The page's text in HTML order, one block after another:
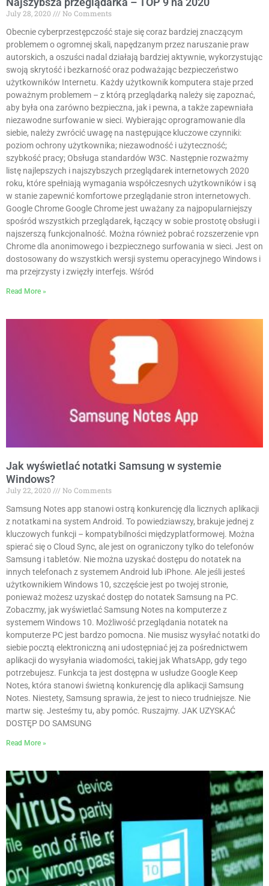
July 28, 2020
No Comments
Obecnie cyberprzestępczość staje się coraz bardziej znaczącym
problemem o ogromnej skali, napędzanym przez naruszanie praw
autorskich, a oszuści nadal działają bardziej aktywnie, wykorzystując
swoją skrytość i bezkarność oraz podważając bezpieczeństwo
użytkowników Internetu. Każdy użytkownik komputera staje przed
poważnym problemem – z którą przeglądarką należy się zapoznać,
aby była ona zarówno bezpieczna, jak i pewna, a także zapewniała
niezawodne surfowanie w sieci. Wybierając oprogramowanie dla
siebie, należy zwrócić uwagę na następujące kluczowe czynniki:
poziom ochrony użytkownika; niezawodność i użyteczność;
szybkość pracy; Obsługa standardów W3C. Następnie rozważmy
listę najlepszych i najszybszych przeglądarek internetowych 2020
roku, które spełniają wymagania współczesnych użytkowników i są
w stanie zapewnić komfortowe przeglądanie stron internetowych.
Google Chrome Google Chrome jest uważany za najpopularniejszy
spośród wszystkich przeglądarek, łączący w sobie prostotę obsługi i
najszerszą funkcjonalność. Można również pobrać rozszerzenie vpn
Сhrome dla anonimowego i bezpiecznego surfowania w sieci. Jest on
dostosowany do wszystkich wersji systemu operacyjnego Windows i
ma przejrzysty i zwięzły interfejs. Wśród
Read More »
Jak wyświetlać notatki Samsung w systemie
Windows?
July 22, 2020
No Comments
Samsung Notes app stanowi ostrą konkurencję dla licznych aplikacji
z notatkami na system Android. To powiedziawszy, brakuje jednej z
kluczowych funkcji – kompatybilności międzyplatformowej. Można
spierać się o Cloud Sync, ale jest on ograniczony tylko do telefonów
Samsung i tabletów. Nie można uzyskać dostępu do notatek na
innych telefonach z systemem Android lub iPhone. Ale jeśli jesteś
użytkownikiem Windows 10, szczęście jest po twojej stronie,
ponieważ możesz uzyskać dostęp do notatek Samsung na PC.
Zobaczmy, jak wyświetlać Samsung Notes na komputerze z
systemem Windows 10. Możliwość przeglądania notatek na
komputerze PC jest bardzo pomocna. Nie musisz wysyłać notatki do
siebie pocztą elektroniczną ani udostępniać jej za pośrednictwem
aplikacji do wysyłania wiadomości, takiej jak WhatsApp, gdy tego
potrzebujesz. Funkcja ta jest dostępna w usłudze Google Keep
Notes, która stanowi świetną konkurencję dla aplikacji Samsung
Notes. Niestety, Samsung sprawia, że jest to nieco trudniejsze. Nie
martw się. Jesteśmy tu, aby pomóc. Ruszajmy. JAK UZYSKAĆ
DOSTĘP DO SAMSUNG
Read More »